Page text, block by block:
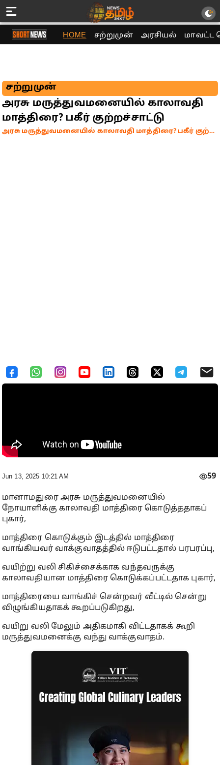
HOME சற்றுமுன் அரசியல் மாவட்ட
சற்றுமுன்
அரசு மருத்துவமனையில் காலாவதி
மாத்திரை? பகீர் குற்றச்சாட்டு
அரசு மருத்துவமனையில் காலாவதி மாத்திரை? பகீர் குற்றச்சாட்டு
Jun 13, 2025 10:21 AM 59
மானாமதுரை அரசு மருத்துவமனையில்
நோயாளிக்கு காலாவதி மாத்திரை கொடுத்ததாகப்
புகார்,
மாத்திரை கொடுக்கும் இடத்தில் மாத்திரை
வாங்கியவர் வாக்குவாதத்தில் ஈடுபட்டதால் பரபரப்பு,
வயிற்று வலி சிகிச்சைக்காக வந்தவருக்கு
காலாவதியான மாத்திரை கொடுக்கப்பட்டதாக புகார்,
மாத்திரையை வாங்கிச் சென்றவர் வீட்டில் சென்று
விழுங்கியதாகக் கூறப்படுகிறது,
வயிறு வலி மேலும் அதிகமாகி விட்டதாகக் கூறி
மருத்துவமனைக்கு வந்து வாக்குவாதம்.